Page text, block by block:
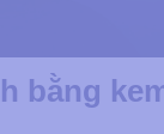
bằng